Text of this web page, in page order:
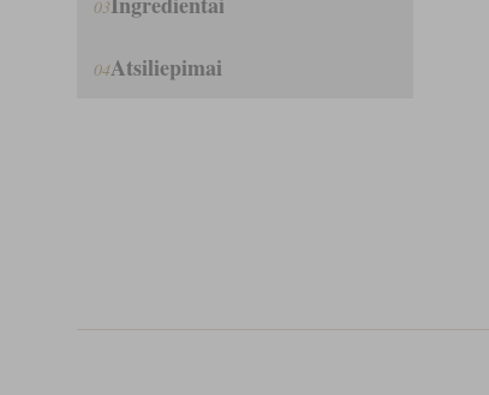
03
04Atsiliepimai